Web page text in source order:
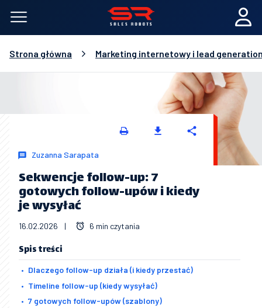
Strona główna Marketing internetowy i lead
Zuzanna Sarapata
Sekwencje follow-up: 7
gotowych follow-upów i kiedy
je wysyłać
16.02.2026 | 6 min czytania
Spis treści
Dlaczego follow-up działa (i kiedy przestać)
Timeline follow-up (kiedy wysyłać)
7 gotowych follow-upów (szablony)